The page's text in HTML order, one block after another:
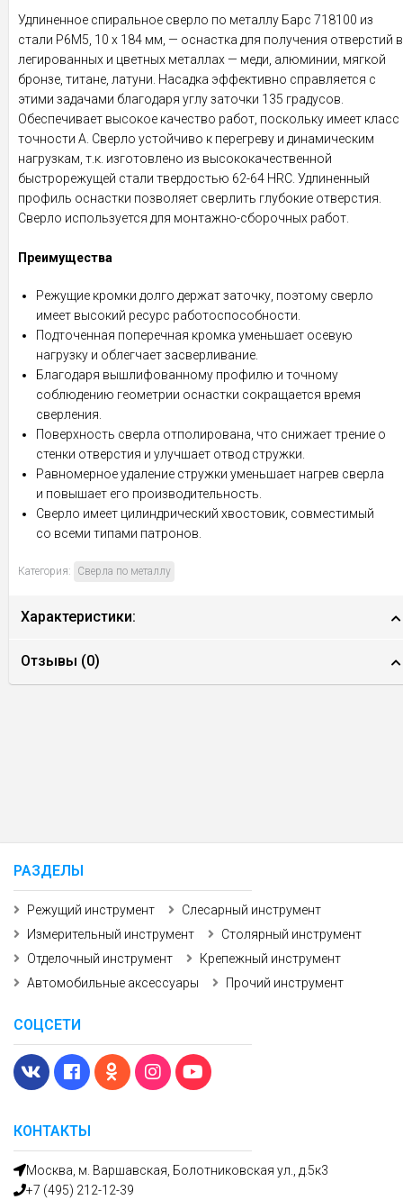
Удлиненное спиральное сверло по металлу Барс 718100 из
стали P6M5, 10 х 184 мм, — оснастка для получения отверстий в
легированных и цветных металлах — меди, алюминии, мягкой
бронзе, титане, латуни. Насадка эффективно справляется с
этими задачами благодаря углу заточки 135 градусов.
Обеспечивает высокое качество работ, поскольку имеет класс
точности A. Сверло устойчиво к перегреву и динамическим
нагрузкам, т.к. изготовлено из высококачественной
быстрорежущей стали твердостью 62-64 HRC. Удлиненный
профиль оснастки позволяет сверлить глубокие отверстия.
Сверло используется для монтажно-сборочных работ.
Преимущества
Режущие кромки долго держат заточку, поэтому сверло
имеет высокий ресурс работоспособности.
Подточенная поперечная кромка уменьшает осевую
нагрузку и облегчает засверливание.
Благодаря вышлифованному профилю и точному
соблюдению геометрии оснастки сокращается время
сверления.
Поверхность сверла отполирована, что снижает трение о
стенки отверстия и улучшает отвод стружки.
Равномерное удаление стружки уменьшает нагрев сверла
и повышает его производительность.
Сверло имеет цилиндрический хвостовик, совместимый
со всеми типами патронов.
Категория: Сверла по металлу
Характеристики:
Отзывы (0)
КОНТАКТЫ
Москва, м. Варшавская, Болотниковская ул., д.5к3
+7 (495) 212-12-39
РАЗДЕЛЫ
Режущий инструмент
Слесарный инструмент
Измерительный инструмент
Столярный инструмент
Отделочный инструмент
Крепежный инструмент
Автомобильные аксессуары
Прочий инструмент
СОЦСЕТИ